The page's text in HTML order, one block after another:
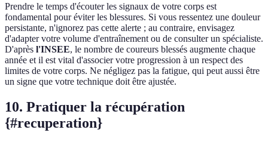
Prendre le temps d'écouter les signaux de votre corps est
fondamental pour éviter les blessures. Si vous ressentez une douleur
persistante, n'ignorez pas cette alerte ; au contraire, envisagez
d'adapter votre volume d'entraînement ou de consulter un spécialiste.
D'après l'INSEE, le nombre de coureurs blessés augmente chaque
année et il est vital d'associer votre progression à un respect des
limites de votre corps. Ne négligez pas la fatigue, qui peut aussi être
un signe que votre technique doit être ajustée.
10. Pratiquer la récupération
{#recuperation}